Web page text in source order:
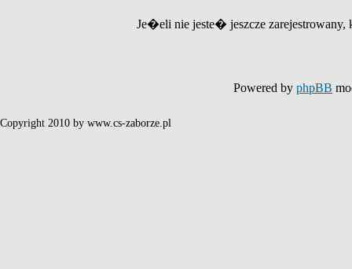
Je�eli nie jeste� jeszcze
Powered by phpBB
Copyright 2010 by www.cs-zaborze.pl